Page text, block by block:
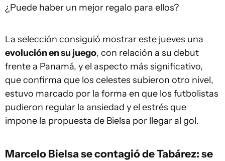
¿Puede haber un mejor regalo para ellos?
La selección consiguió mostrar este jueves una
evolución en su juego, con relación a su debut
frente a Panamá, y el aspecto más significativo,
que confirma que los celestes subieron otro nivel,
estuvo marcado por la forma en que los futbolistas
pudieron regular la ansiedad y el estrés que
impone la propuesta de Bielsa por llegar al gol.
Marcelo Bielsa se contagió de Tabárez: se